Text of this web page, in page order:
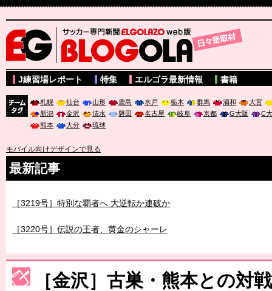
サッカー専門新聞ELGOLAZO web版 BLOGOLA
J練習場レポート 特集 エルゴラ最新情報 書籍
札幌 仙台 山形 鹿島 水戸 栃木 群馬 浦和
大宮
新潟
金沢 清水 磐田 名古屋 岐阜 京都 G大阪
C
熊本
大分 琉球
モバイル向けデザインで見る
最新記事
［3230号］世界一への夢は終わらない
［金沢］古巣・熊本との対